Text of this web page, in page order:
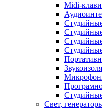
Midi-
Свет,